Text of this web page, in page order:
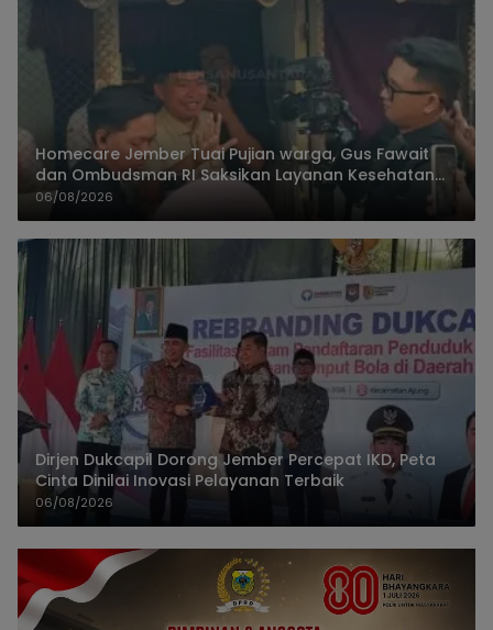
Homecare Jember Tuai Pujian warga, Gus Fawait
dan Ombudsman RI Saksikan Layanan Kesehatan
Rumah Pasien
06/08/2026
Dirjen Dukcapil Dorong Jember Percepat IKD, Peta
Cinta Dinilai Inovasi Pelayanan Terbaik
06/08/2026